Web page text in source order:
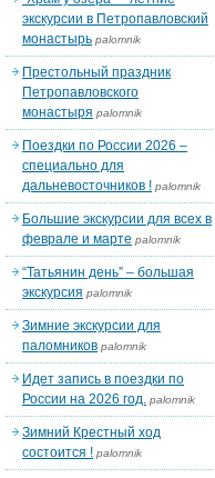
экскурсии в Петропавловский
монастырь palomnik
Престольный праздник
Петропавловского
монастыря palomnik
Поездки по России 2026 –
специально для
дальневосточников ! palomnik
Большие экскурсии для всех в
феврале и марте palomnik
“Татьянин день” – большая
экскурсия palomnik
Зимние экскурсии для
паломников palomnik
Идет запись в поездки по
России на 2026 год. palomnik
Зимний Крестный ход
состоится ! palomnik